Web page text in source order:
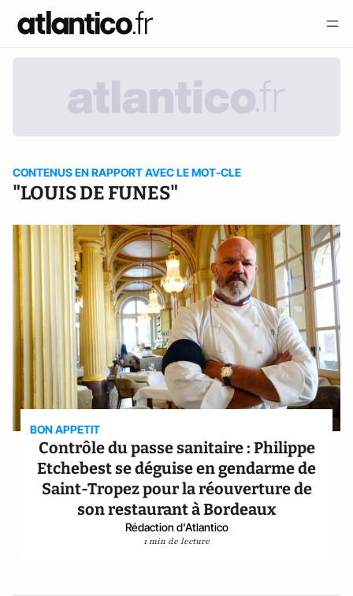
CONTENUS EN RAPPORT AVEC LE MOT-CLE
"LOUIS DE FUNES"
BON APPETIT
Contrôle du passe sanitaire : Philippe
Etchebest se déguise en gendarme de
Saint-Tropez pour la réouverture de
son restaurant à Bordeaux
Rédaction d'Atlantico
1 min de lecture